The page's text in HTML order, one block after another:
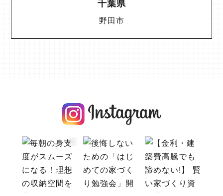
千葉県
野田市